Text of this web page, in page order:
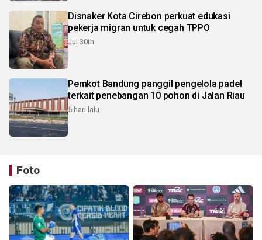
Disnaker Kota Cirebon perkuat edukasi
pekerja migran untuk cegah TPPO
Jul 30th
Pemkot Bandung panggil pengelola padel
terkait penebangan 10 pohon di Jalan Riau
5 hari lalu
Foto